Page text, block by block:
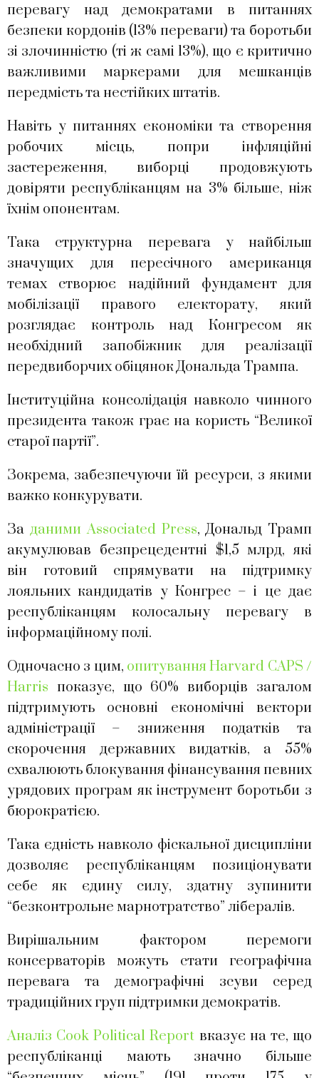
перевагу над демократами в питаннях
безпеки кордонів (13% переваги) та боротьби
зі злочинністю (ті ж самі 13%), що є критично
важливими маркерами для мешканців
передмість та нестійких штатів.
Навіть у питаннях економіки та створення
робочих місць, попри інфляційні
застереження, виборці продовжують
довіряти республіканцям на 3% більше, ніж
їхнім опонентам.
Така структурна перевага у найбільш
значущих для пересічного американця
темах створює надійний фундамент для
мобілізації правого електорату, який
розглядає контроль над Конгресом як
необхідний запобіжник для реалізації
передвиборчих обіцянок Дональда Трампа.
Інституційна консолідація навколо чинного
президента також грає на користь “Великої
старої партії”.
Зокрема, забезпечуючи їй ресурси, з якими
важко конкурувати.
За даними Associated Press, Дональд Трамп
акумулював безпрецедентні $1,5 млрд, які
він готовий спрямувати на підтримку
лояльних кандидатів у Конгрес – і це дає
республіканцям колосальну перевагу в
інформаційному полі.
Одночасно з цим, опитування Harvard CAPS /
Harris показує, що 60% виборців загалом
підтримують основні економічні вектори
адміністрації – зниження податків та
скорочення державних видатків, а 55%
схвалюють блокування фінансування певних
урядових програм як інструмент боротьби з
бюрократією.
Така єдність навколо фіскальної дисципліни
дозволяє республіканцям позиціонувати
себе як єдину силу, здатну зупинити
“безконтрольне марнотратство” лібералів.
Вирішальним фактором перемоги
консерваторів можуть стати географічна
перевага та демографічні зсуви серед
традиційних груп підтримки демократів.
Аналіз Cook Political Report вказує на те, що
республіканці мають значно більше